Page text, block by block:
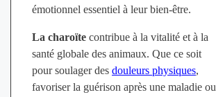
émotionnel essentiel à leur bien-être.
La charoïtecontribue à la vitalité et à la
santé globale des animaux. Que ce soit
pour soulager des douleurs physiques,
favoriser la guérison après une maladie ou